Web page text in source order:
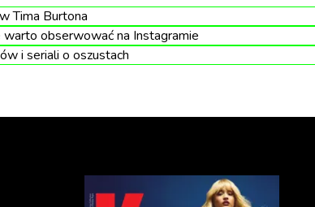
statku:
1/4
Tima Burtona
obserwować na Instagramie
i seriali o oszustach